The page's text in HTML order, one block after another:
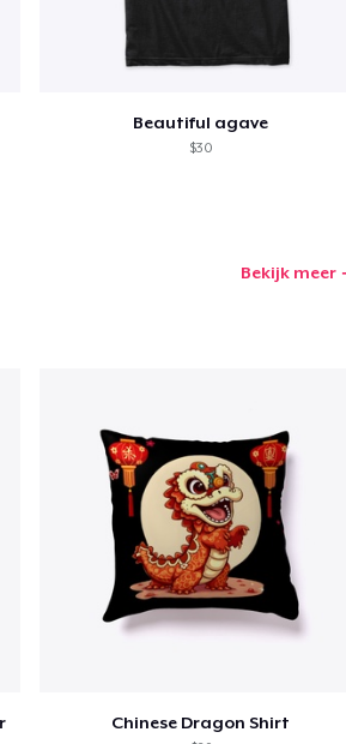
Beautiful agave
$30
Bekijk meer
Chinese Dragon Shirt